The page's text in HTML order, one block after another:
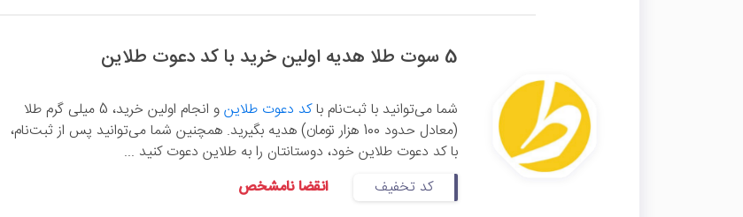
5 سوت طلا هدیه اولین خرید با کد دعوت طلاین
شما می‌توانید با ثبت‌نام باکد دعوت طلاین
و انجام اولین خرید، 5 میلی گرم طلا
(معادل حدود 100 هزار تومان) هدیه بگیرید. همچنین شما می‌توانید پس از ثبت‌نام،
با کد دعوت طلاین خود، دوستانتان را به طلاین دعوت کنید ...
کد تخفیف
انقضا نامشخص